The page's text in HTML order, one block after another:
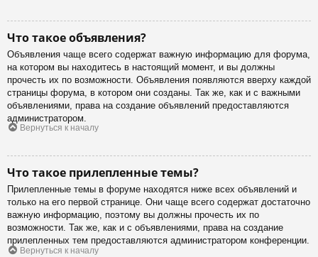
Что такое объявления?
Объявления чаще всего содержат важную информацию для форума,
на котором вы находитесь в настоящий момент, и вы должны
прочесть их по возможности. Объявления появляются вверху каждой
страницы форума, в котором они созданы. Так же, как и с важными
объявлениями, права на создание объявлений предоставляются
администратором.
Вернуться к началу
Что такое прилепленные темы?
Прилепленные темы в форуме находятся ниже всех объявлений и
только на его первой странице. Они чаще всего содержат достаточно
важную информацию, поэтому вы должны прочесть их по
возможности. Так же, как и с объявлениями, права на создание
прилепленных тем предоставляются администратором конференции.
Вернуться к началу